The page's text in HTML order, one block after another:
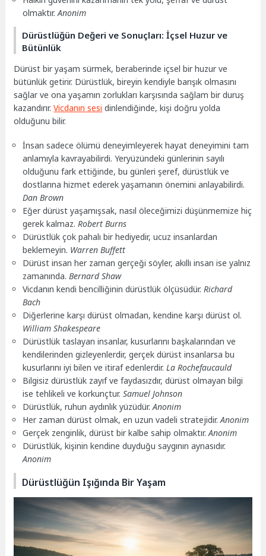
olmaktır.Anonim
Dürüstlüğün Değeri ve Sonuçları: İçsel Huzur ve
Bütünlük
Dürüst bir yaşam sürmek, beraberinde içsel bir huzur ve
bütünlük getirir. Dürüstlük, bireyin kendiyle barışık olmasını
sağlar ve ona yaşamın zorlukları karşısında sağlam bir duruş
kazandırır.Vicdanın sesi dinlendiğinde, kişi doğru yolda
olduğunu bilir.
İnsan sadece ölümü deneyimleyerek hayat deneyimini tam
anlamıyla kavrayabilirdi. Yeryüzündeki günlerinin sayılı
olduğunu fark ettiğinde, bu günleri şeref, dürüstlük ve
dostlarına hizmet ederek yaşamanın önemini anlayabilirdi.
Dan Brown
Eğer dürüst yaşamışsak, nasıl öleceğimizi düşünmemize hiç
gerek kalmaz.Robert Burns
Dürüstlük çok pahalı bir hediyedir, ucuz insanlardan
beklemeyin. Warren Buffett
Dürüst insan her zaman gerçeği söyler, akıllı insan ise yalnız
zamanında.Bernard Shaw
Vicdanın kendi bencilliğinin dürüstlük ölçüsüdür.Richard
Bach
Diğerlerine karşı dürüst olmadan, kendine karşı dürüst ol.
William Shakespeare
Dürüstlük taslayan insanlar, kusurlarını başkalarından ve
kendilerinden gizleyenlerdir, gerçek dürüst insanlarsa bu
kusurlarını iyi bilen ve itiraf edenlerdir.La Rochefaucauld
Bilgisiz dürüstlük zayıf ve faydasızdır, dürüst olmayan bilgi
ise tehlikeli ve korkunçtur.Samuel Johnson
Dürüstlük, ruhun aydınlık yüzüdür.Anonim
Her zaman dürüst olmak, en uzun vadeli stratejidir.Anonim
Gerçek zenginlik, dürüst bir kalbe sahip olmaktır.Anonim
Dürüstlük, kişinin kendine duyduğu saygının aynasıdır.
Anonim
Dürüstlüğün Işığında Bir Yaşam